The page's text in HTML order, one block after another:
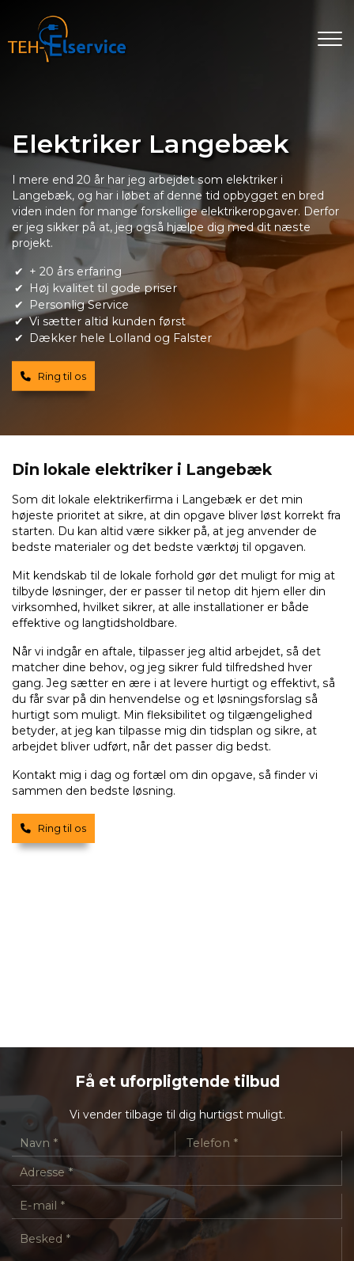
hovedindhold
Elektriker Langebæk
I mere end 20 år har jeg arbejdet som elektriker i
Langebæk, og har i løbet af denne tid opbygget en bred
viden inden for mange forskellige elektrikeropgaver. Derfor
er jeg sikker på at, jeg også hjælpe dig med dit næste
projekt.
+ 20 års erfaring
Høj kvalitet til gode priser
Personlig Service
Vi sætter altid kunden først
Dækker hele Lolland og Falster
Ring til os
Din lokale elektriker i Langebæk
Som dit lokale elektrikerfirma i Langebæk er det min
højeste prioritet at sikre, at din opgave bliver løst korrekt fra
starten. Du kan altid være sikker på, at jeg anvender de
bedste materialer og det bedste værktøj til opgaven.
Mit kendskab til de lokale forhold gør det muligt for mig at
tilbyde løsninger, der er passer til netop dit hjem eller din
virksomhed, hvilket sikrer, at alle installationer er både
effektive og langtidsholdbare.
Når vi indgår en aftale, tilpasser jeg altid arbejdet, så det
matcher dine behov, og jeg sikrer fuld tilfredshed hver
gang. Jeg sætter en ære i at levere hurtigt og effektivt, så
du får svar på din henvendelse og et løsningsforslag så
hurtigt som muligt. Min fleksibilitet og tilgængelighed
betyder, at jeg kan tilpasse mig din tidsplan og sikre, at
arbejdet bliver udført, når det passer dig bedst.
Kontakt mig i dag og fortæl om din opgave, så finder vi
sammen den bedste løsning.
Ring til os
Få et uforpligtende tilbud
Vi vender tilbage til dig hurtigst muligt.